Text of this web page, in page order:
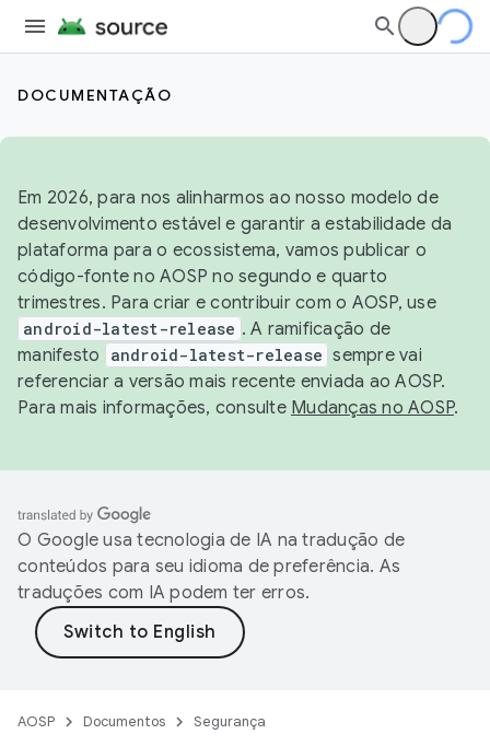
DOCUMENTAÇÃO
Em 2026, para nos alinharmos ao nosso modelo de
desenvolvimento estável e garantir a estabilidade da
plataforma para o ecossistema, vamos publicar o
código-fonte no AOSP no segundo e quarto
trimestres. Para criar e contribuir com o AOSP, use
android-latest-release . A ramificação de
manifesto
android-latest-release sempre vai
referenciar a versão mais recente enviada ao AOSP.
Para mais informações, consulte Mudanças no AOSP.
O Google usa tecnologia de IA na tradução de
conteúdos para seu idioma de preferência. As
traduções com IA podem ter erros.
AOSP Documentos Segurança